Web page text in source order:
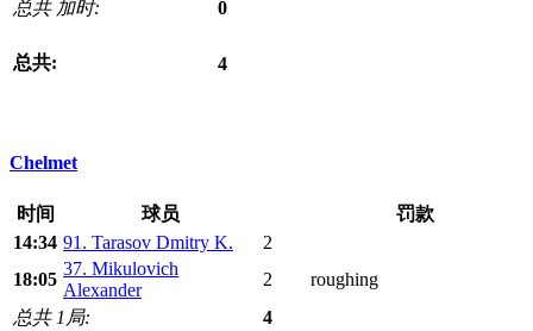
总共 加时:
0
总共: 4
Chelmet
时间 球员
罚款
14:34 91. Tarasov Dmitry K.
2
18:05
37. Mikulovich
Alexander
2
roughing
总共 1局:
4